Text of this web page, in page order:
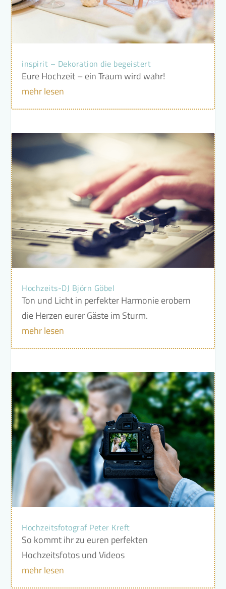
inspirit – Dekoration die begeistert
Eure Hochzeit – ein Traum wird wahr!
mehr lesen
Hochzeits-DJ Björn Göbel
Ton und Licht in perfekter Harmonie erobern
die Herzen eurer Gäste im Sturm.
mehr lesen
Hochzeitsfotograf Peter Kreft
So kommt ihr zu euren perfekten
Hochzeitsfotos und Videos
mehr lesen